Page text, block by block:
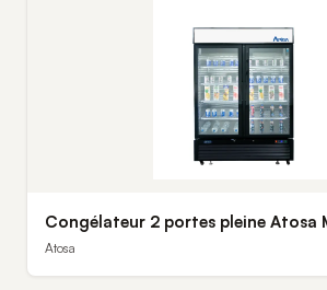
Congélateur 2 portes pleine Atosa
Atosa